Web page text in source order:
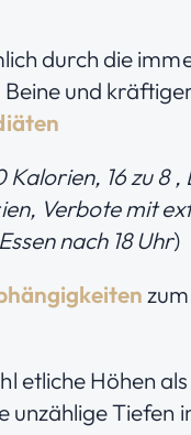
durch die
und
16 zu 8 ,
Verbote mit
nach 18 Uhr)
etliche Höhen
unzählige Tiefen